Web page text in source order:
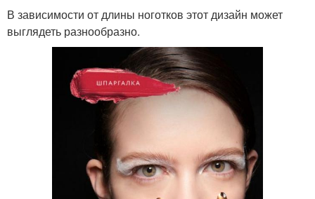
В зависимости от длины ноготков этот дизайн может
выглядеть разнообразно.